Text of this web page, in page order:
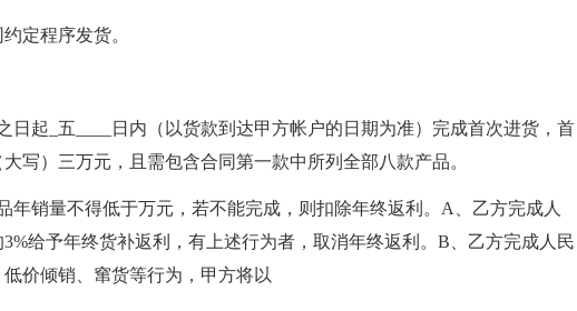
定程序发货。
起_五____日内（以货款到达甲方帐户的日期为准）完成首次进货，首
写）三万元，且需包含合同第一款中所列全部八款产品。
销量不得低于万元，若不能完成，则扣除年终返利。A、乙方完成人
给予年终货补返利，有上述行为者，取消年终返利。B、乙方完成人民
价倾销、窜货等行为，甲方将以